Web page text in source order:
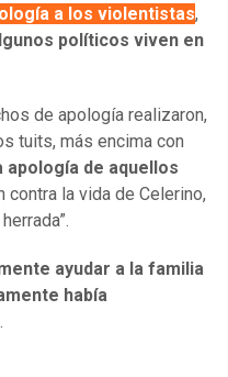
a los violentistas,
políticos viven en
de apología realizaron,
tuits, más encima con
apología de aquellos
contra la vida de Celerino,
ayudar a la familia
había